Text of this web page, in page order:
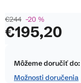
€244 –20 %
€195,20
cena:
Môžeme doručiť do:
Možnosti doručenia